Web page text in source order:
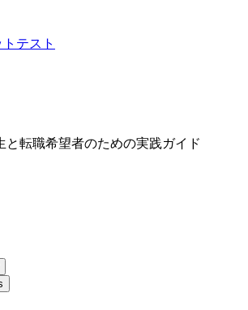
テスト
転職希望者のための実践ガイド